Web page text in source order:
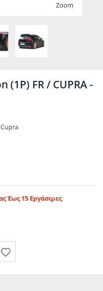
Zoom
(1P) FR / CUPRA -
Cupra
Έως 15 Εργάσιμες